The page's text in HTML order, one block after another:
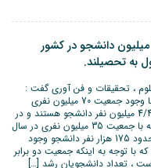
4/4 میلیون دانشجو در کشور
به تحصیلند.
، تحقیقات و فن آوری گفت :
امروز با وجود جمعیت 70 میلیون نفری
ایران 4/4 میلیون نفر دانشجو هستند و در
مقایسه با جمعیت 35 میلیون نفری در سال
57 ، حدود 175 هزار نفر دانشجو وجود
با توجه به اینکه جمعیت دو برابر
، تعداد دانشجویان رشد […]